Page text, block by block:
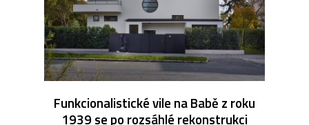
Funkcionalistické vile na Babě z roku
1939 se po rozsáhlé rekonstrukci